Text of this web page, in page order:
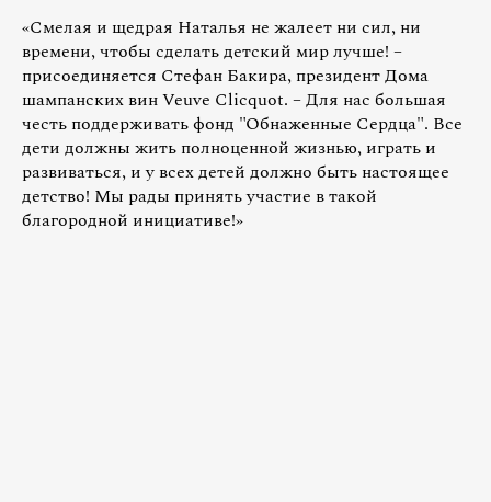
«Смелая и щедрая Наталья не жалеет ни сил, ни
времени, чтобы сделать детский мир лучше! –
присоединяется Стефан Бакира, президент Дома
шампанских вин Veuve Clicquot. – Для нас большая
честь поддерживать фонд "Обнаженные Сердца". Все
дети должны жить полноценной жизнью, играть и
развиваться, и у всех детей должно быть настоящее
детство! Мы рады принять участие в такой
благородной инициативе!»